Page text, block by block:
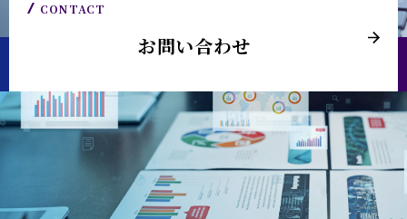
CONTACT
お問い合わせ